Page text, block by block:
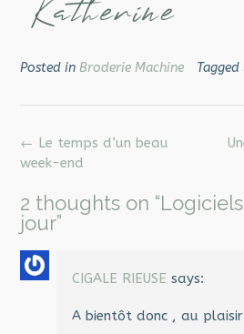
Posted in Broderie Machine Tagged
Post
navigation
← Le temps d’un beau
week-end
2 thoughts on “
jour”
CIGALE RIEUSE says:
A bientôt donc , au